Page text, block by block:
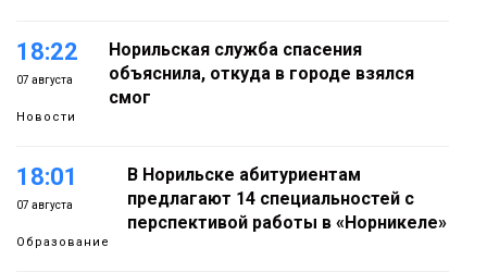
18:22
07 августа
Новости
Норильская служба спасения
объяснила, откуда в городе взялся
смог
18:01
07 августа
Образование
В Норильске абитуриентам
предлагают 14 специальностей с
перспективой работы в «Норникеле»